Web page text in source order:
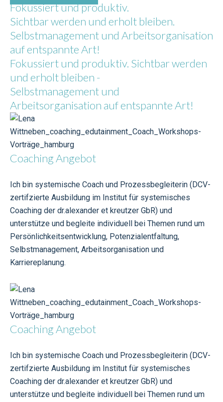
Fokussiert und produktiv.
Sichtbar werden und erholt bleiben.
Selbstmanagement und Arbeitsorganisation
auf entspannte Art!
Fokussiert und produktiv. Sichtbar werden
und erholt bleiben -
Selbstmanagement und
Arbeitsorganisation auf entspannte Art!
Coaching Angebot
Ich bin systemische Coach und Prozessbegleiterin (DCV-
zertifzierte Ausbildung im Institut für systemisches
Coaching der dr.alexander et kreutzer GbR) und
unterstütze und begleite individuell bei Themen rund um
Persönlichkeitsentwicklung, Potenzialentfaltung,
Selbstmanagement, Arbeitsorganisation und
Karriereplanung.
Coaching Angebot
Ich bin systemische Coach und Prozessbegleiterin (DCV-
zertifzierte Ausbildung im Institut für systemisches
Coaching der dr.alexander et kreutzer GbR) und
unterstütze und begleite individuell bei Themen rund um